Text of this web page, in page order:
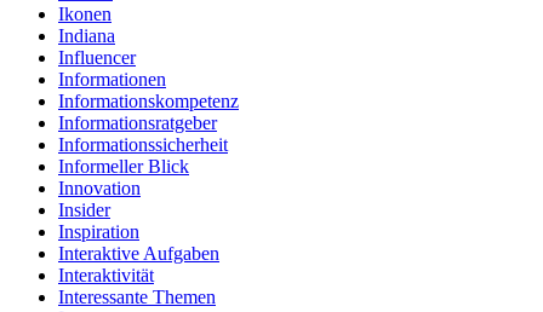
Ikonen
Indiana
Influencer
Informationen
Informationskompetenz
Informationsratgeber
Informationssicherheit
Informeller Blick
Innovation
Insider
Inspiration
Interaktive Aufgaben
Interaktivität
Interessante Themen